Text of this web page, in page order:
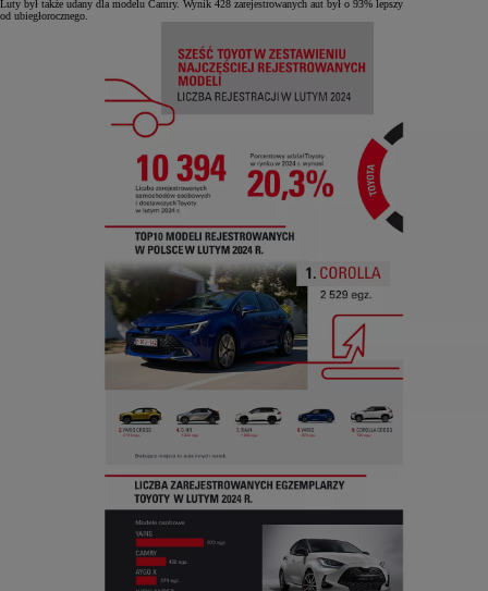
Luty był także udany dla modelu Camry. Wynik 428 zarejestrowanych aut był o 93% lepszy
od ubiegłorocznego.